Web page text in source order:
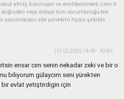
etmiş bulunuyor ve worldwideweb.com.tr
veya dolaylı tüm sorumluluğu tek
yorumlardan site yönetimi hiçbir şekilde
(13.02.2026 18:49 - #306)
ensar cım senin nekadar zeki ve bir o
biliyorum gülaycım seni yürekten
evlat yetiştirdigin için